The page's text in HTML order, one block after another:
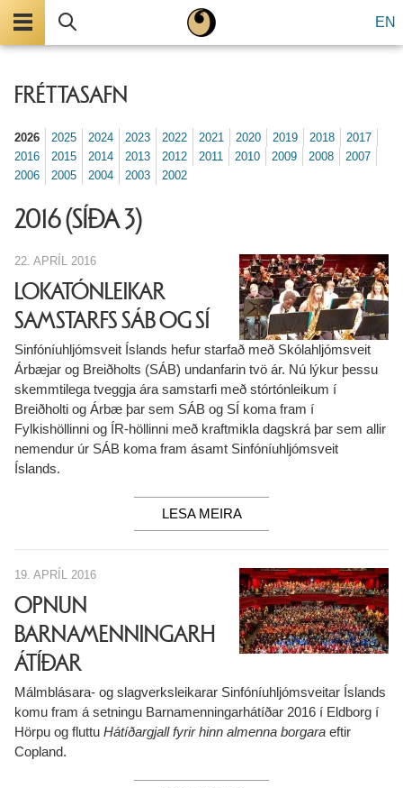
EN
FRÉTTASAFN
2026 2025 2024 2023 2022 2021 2020 2019 2018
2017
2016
2015 2014 2013 2012 2011 2010 2009 2008
2007
2006
2005 2004 2003 2002
2016(SÍÐA 3)
22. APRÍL 2016
LOKATÓNLEIKAR
SAMSTARFS SÁB OG SÍ
Sinfóníuhljómsveit Íslands hefur starfað með Skólahljómsveit
Árbæjar og Breiðholts (SÁB) undanfarin tvö ár. Nú lýkur þessu
skemmtilega tveggja ára samstarfi með stórtónleikum í
Breiðholti og Árbæ þar sem SÁB og SÍ koma fram í
Fylkishöllinni og ÍR-höllinni með kraftmikla dagskrá þar sem allir
nemendur úr SÁB koma fram ásamt Sinfóníuhljómsveit
Íslands.
LESA MEIRA
19. APRÍL 2016
OPNUN
BARNAMENNINGARH
ÁTÍÐAR
Málmblásara- og slagverksleikarar Sinfóníuhljómsveitar Íslands
komu fram á setningu Barnamenningarhátíðar 2016 í Eldborg í
Hörpu og fluttu Hátíðargjall fyrir hinn almenna borgara eftir
Copland.